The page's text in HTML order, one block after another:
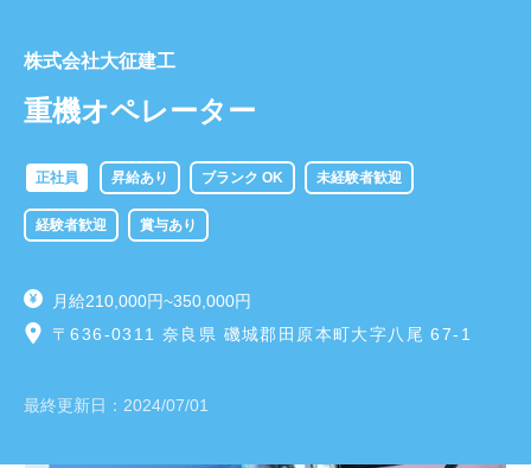
株式会社大征建工
重機オペレーター
正社員 昇給あり ブランク OK 未経験者歓迎
経験者歓迎 賞与あり
月給210,000円~350,000円
〒636-0311 奈良県 磯城郡田原本町大字八尾 67-1
最終更新日： 2024/07/01